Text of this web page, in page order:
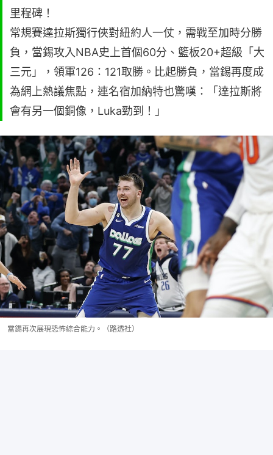
里程碑！
常規賽達拉斯獨行俠對紐約人一仗，需戰至加時分勝
負，當錫攻入NBA史上首個60分、籃板20+超級「大
三元」，領軍126：121取勝。比起勝負，當錫再度成
為網上熱議焦點，連名宿加納特也驚嘆：「達拉斯將
會有另一個銅像，Luka勁到！」
當錫再次展現恐怖綜合能力。（路透社）